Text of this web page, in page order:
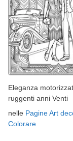
Eleganza
ruggenti anni Venti
nelle Pagine Art
Colorare